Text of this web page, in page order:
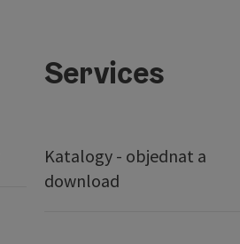
Services
Katalogy - objednat a
download